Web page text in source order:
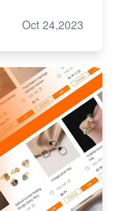
Oct 24,2023